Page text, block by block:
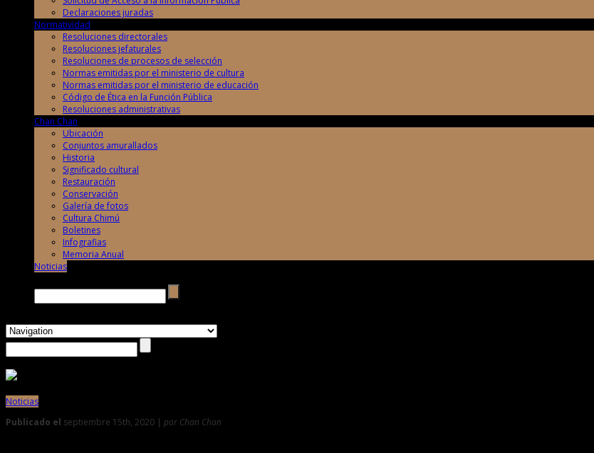
Declaraciones juradas
Normatividad
Resoluciones directorales
Resoluciones jefaturales
Resoluciones de procesos de selección
Normas emitidas por el ministerio de cultura
Normas emitidas por el ministerio de educación
Código de Ética en la Función Pública
Resoluciones administrativas
Chan Chan
Ubicación
Conjuntos amurallados
Historia
Significado cultural
Restauración
Conservación
Galería de fotos
Cultura Chimú
Boletines
Infografias
Memoria Anual
Noticias
Noticias
Publicado el septiembre 15th, 2020 | por Chan Chan